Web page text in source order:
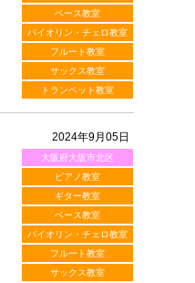
ベース教室
バイオリン・チェロ教室
フルート教室
サックス教室
トランペット教室
2024年9月05日
大阪府大阪市北区
ピアノ教室
ギター教室
ベース教室
バイオリン・チェロ教室
フルート教室
サックス教室